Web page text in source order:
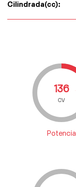
Cilindrada(cc):
136
CV
Potencia